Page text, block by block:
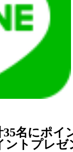
名にポイ
ントプレゼ